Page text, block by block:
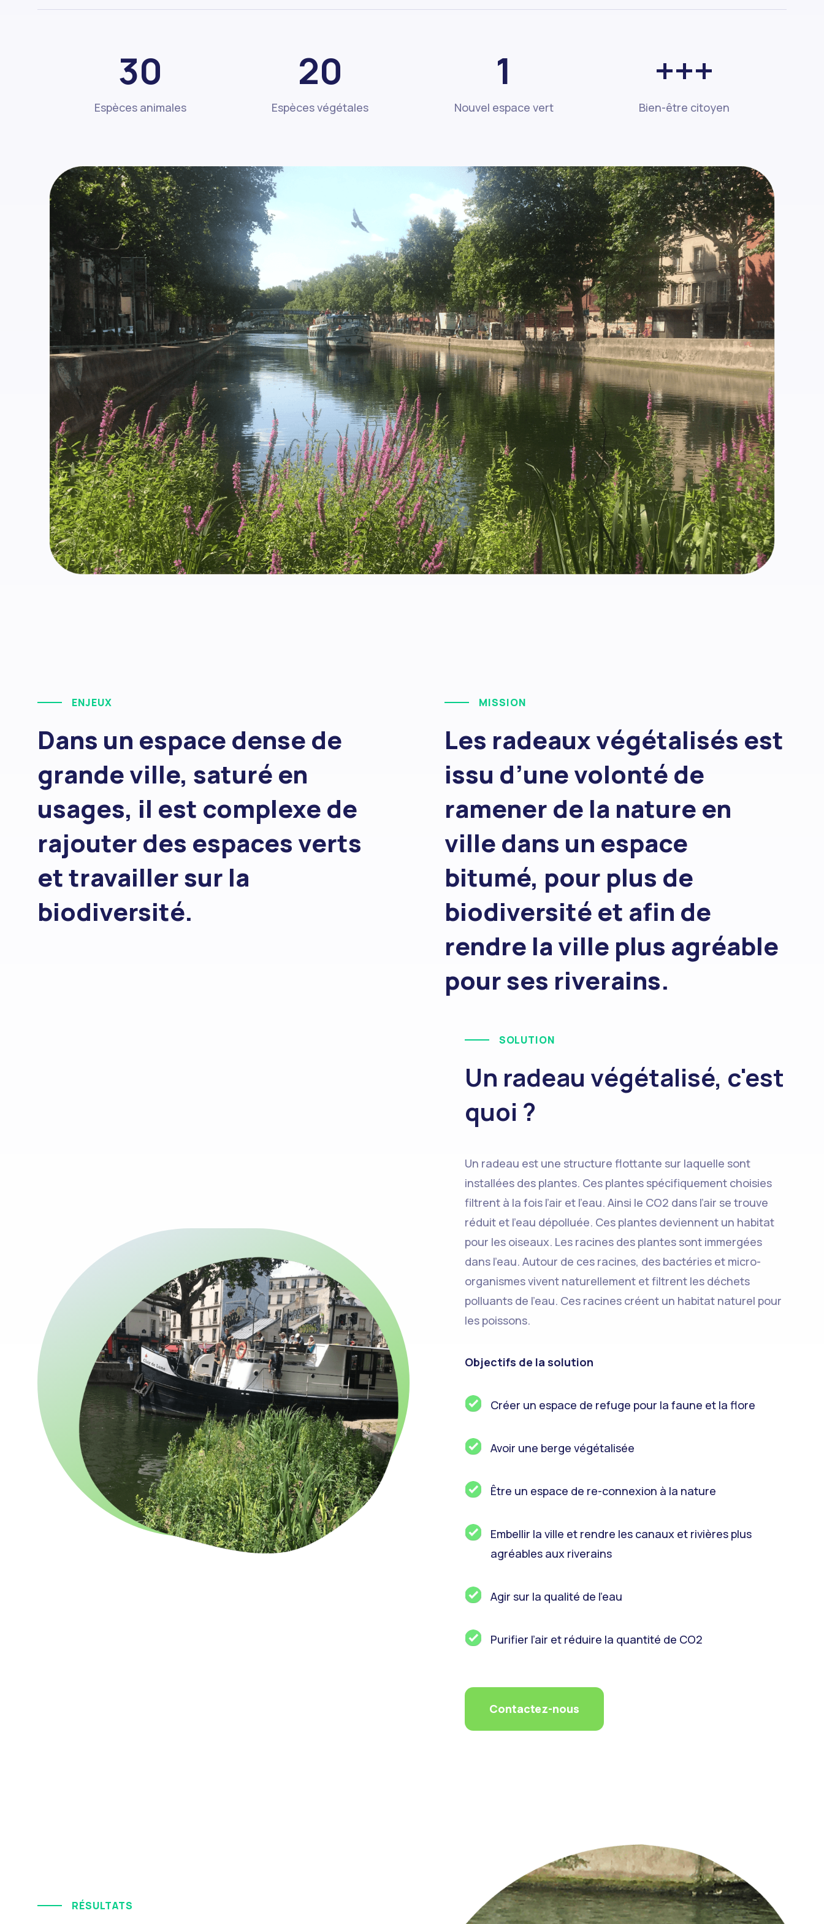
30
Espèces animales
20
Espèces végétales
1
Nouvel espace vert
+++
Bien-être citoyen
ENJEUX
Dans un espace dense de
grande ville, saturé en
usages, il est complexe de
rajouter des espaces verts
et travailler sur la
biodiversité.
MISSION
Les radeaux végétalisés est
issu d’une volonté de
ramener de la nature en
ville dans un espace
bitumé, pour plus de
biodiversité et afin de
rendre la ville plus agréable
pour ses riverains.
SOLUTION
Un radeau végétalisé, c'est
quoi ?
Un radeau est une structure flottante sur laquelle sont
installées des plantes. Ces plantes spécifiquement choisies
filtrent à la fois l’air et l’eau. Ainsi le CO2 dans l’air se trouve
réduit et l’eau dépolluée. Ces plantes deviennent un habitat
pour les oiseaux. Les racines des plantes sont immergées
dans l’eau. Autour de ces racines, des bactéries et micro-
organismes vivent naturellement et filtrent les déchets
polluants de l’eau. Ces racines créent un habitat naturel pour
les poissons.
Objectifs de la solution
Créer un espace de refuge pour la faune et la flore
Avoir une berge végétalisée
Être un espace de re-connexion à la nature
Embellir la ville et rendre les canaux et rivières plus
agréables aux riverains
Agir sur la qualité de l’eau
Purifier l’air et réduire la quantité de CO2
Contactez-nous
RÉSULTATS